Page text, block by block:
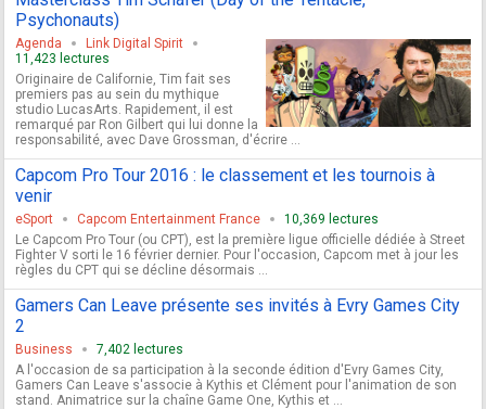
Psychonauts)
Agenda
Link Digital Spirit
11,423 lectures
Originaire de Californie, Tim fait ses
premiers pas au sein du mythique
studio LucasArts. Rapidement, il est
remarqué par Ron Gilbert qui lui donne la
responsabilité, avec Dave Grossman, d'écrire ...
Capcom Pro Tour 2016 : le classement et les tournois à
venir
eSport Capcom Entertainment France
10,369 lectures
Le Capcom Pro Tour (ou CPT), est la première ligue officielle dédiée à Street
Fighter V sorti le 16 février dernier. Pour l'occasion, Capcom met à jour les
règles du CPT qui se décline désormais ...
Gamers Can Leave présente ses invités à Evry Games City
2
Business
7,402 lectures
A l'occasion de sa participation à la seconde édition d'Evry Games City,
Gamers Can Leave s'associe à Kythis et Clément pour l'animation de son
stand. Animatrice sur la chaîne Game One, Kythis et ...